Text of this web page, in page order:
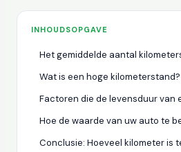
INHOUDSOPGAVE
Het gemiddelde aantal
Wat is een hoge kilometerstand?
Factoren die de levensduur van
Hoe de waarde van uw auto te
Conclusie: Hoeveel kilometer is